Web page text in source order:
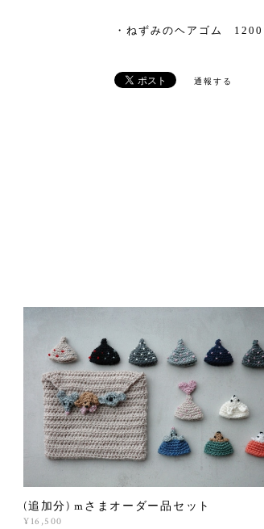
・ねずみのヘアゴム 1200
通報する
(追加分) mさまオーダー品セット
¥16,500